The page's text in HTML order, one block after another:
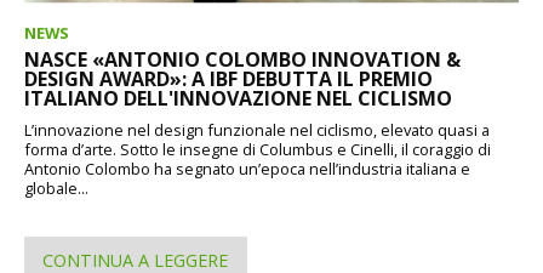
NEWS
NASCE «ANTONIO COLOMBO INNOVATION &
DESIGN AWARD»: A IBF DEBUTTA IL PREMIO
ITALIANO DELL'INNOVAZIONE NEL CICLISMO
L’innovazione nel design funzionale nel ciclismo, elevato quasi a
forma d’arte. Sotto le insegne di Columbus e Cinelli, il coraggio di
Antonio Colombo ha segnato un’epoca nell’industria italiana e
globale...
CONTINUA A LEGGERE